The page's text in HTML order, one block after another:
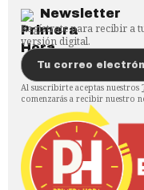
Newsletter
Regístrate para recibir a
versión digital.
Al suscribirte aceptas nuestros
comenzarás a recibir nuestro